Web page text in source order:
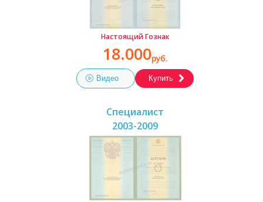
Настоящий Гознак
18.000руб.
Видео Купить
Специалист
2003-2009